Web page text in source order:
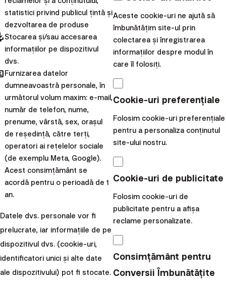
Documentație publicată în mod
obligatoriu:
Informatii despre instrumente
financiare si risc
downloadDescarcă
Politică de reclamații
Strategia de punere în aplicare a
instrucțiunilor
downloadDescarcă
Politici de clasificare a clienților
Politica de confidențialitate downloadDescarcă
Condiții de utilizare a site-ului web downloadDescarcă
Informații despre primele cinci
locații de spectacol ș i calitatea
Conceptul de protecție împotriva
downloadDescarcă
statistici privind publicul țintă și
dezvoltarea de produse
Stocarea și/sau accesarea
informațiilor pe dispozitivul
dvs.
Furnizarea datelor
dumneavoastră personale, în
următorul volum maxim: e-mail,
număr de telefon, nume,
prenume, vârstă, sex, orașul
de reședință, către terți,
operatori ai rețelelor sociale
(de exemplu Meta, Google).
Acest consimțământ se
acordă pentru o perioadă de 1
an.
Datele dvs. personale vor fi
prelucrate, iar informațiile de pe
dispozitivul dvs. (cookie-uri,
identificatori unici și alte date
ale dispozitivului) pot fi stocate.
Aceste cookie-uri ne ajută să
îmbunătățim site-ul prin
colectarea și înregistrarea
informațiilor despre modul în
care îl folosiți.
Cookie-uri preferențiale
Folosim cookie-uri preferențiale
pentru a personaliza conținutul
site-ului nostru.
Cookie-uri de publicitate
Folosim cookie-uri de
publicitate pentru a afișa
reclame personalizate.
Consimțământ pentru
Conversii Îmbunătățite